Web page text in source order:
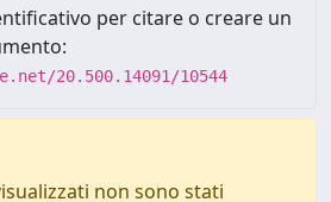
per citare o creare un
20.500.14091/10544
non sono stati